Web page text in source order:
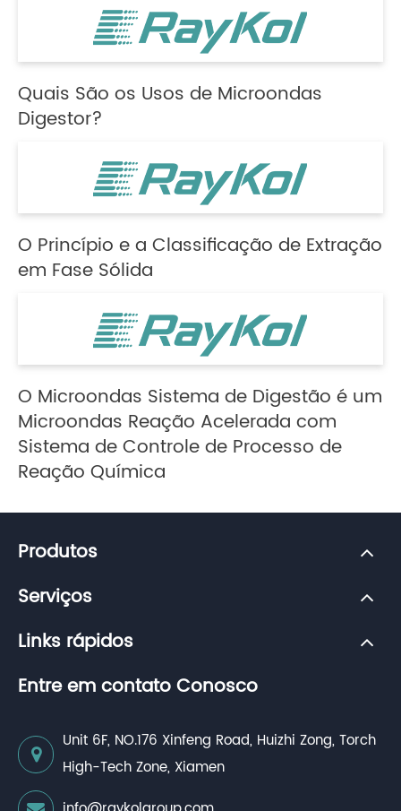
Quais São os Usos de Microondas
Digestor?
O Princípio e a Classificação de Extração
em Fase Sólida
O Microondas Sistema de Digestão é um
Microondas Reação Acelerada com
Sistema de Controle de Processo de
Reação Química
Produtos
Serviços
Links rápidos
Entre em contato Conosco
Unit 6F, NO.176 Xinfeng Road, Huizhi Zong, Torch
High-Tech Zone, Xiamen